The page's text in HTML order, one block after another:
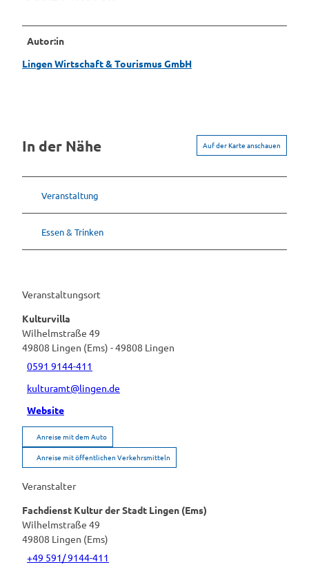
Autor:in
Lingen Wirtschaft & Tourismus GmbH
In der Nähe Auf der Karte anschauen
Veranstaltung
Essen & Trinken
Veranstaltungsort
Kulturvilla
Wilhelmstraße 49
49808 Lingen (Ems) - 49808 Lingen
0591 9144-411
kulturamt@lingen.de
Website
Anreise mit dem Auto
Anreise mit öffentlichen Verkehrsmitteln
Veranstalter
Fachdienst Kultur der Stadt Lingen (Ems)
Wilhelmstraße 49
49808 Lingen (Ems)
+49 591/ 9144-411